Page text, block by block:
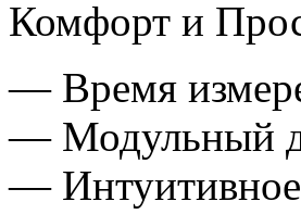
Комфорт и
— Время
— Модульный
— Интуитивное